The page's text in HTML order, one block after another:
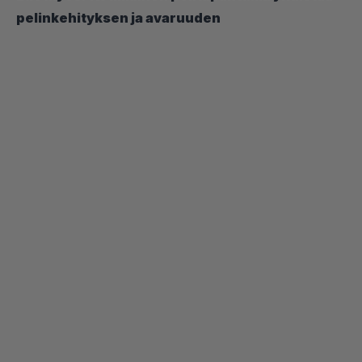
pelinkehityksen ja avaruuden